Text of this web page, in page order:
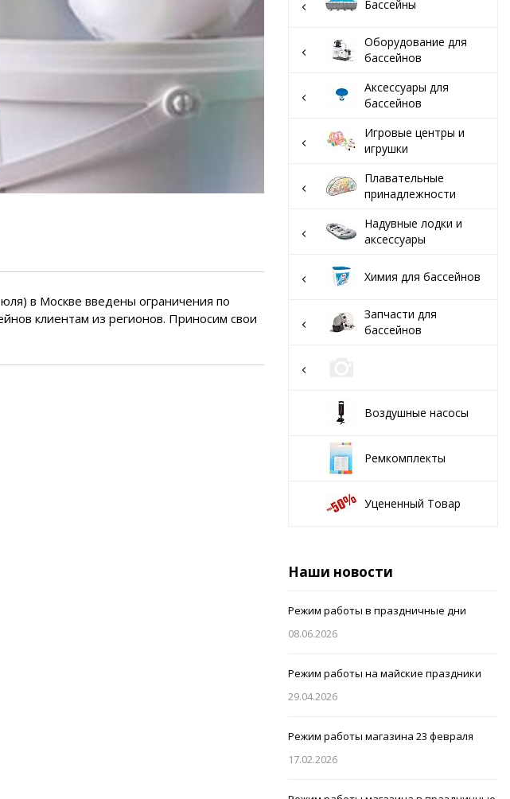
Бассейны
Оборудование для
бассейнов
Аксессуары для
бассейнов
Игровые центры и
игрушки
Плавательные
принадлежности
Надувные лодки и
аксессуары
Химия для бассейнов
Запчасти для
бассейнов
Воздушные насосы
Ремкомплекты
Уцененный Товар
Наши новости
Режим работы в праздничные дни
08.06.2026
Режим работы на майские праздники
29.04.2026
Режим работы магазина 23 февраля
17.02.2026
в Москве введены ограничения по
клиентам из регионов. Приносим свои